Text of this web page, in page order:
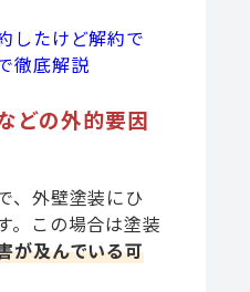
したけど解約で
徹底解説
どの外的要因
、外壁塗装にひ
。この場合は塗装
が及んでいる可